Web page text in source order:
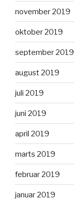
november 2019
oktober 2019
september 2019
august 2019
juli 2019
juni 2019
april 2019
marts 2019
februar 2019
januar 2019